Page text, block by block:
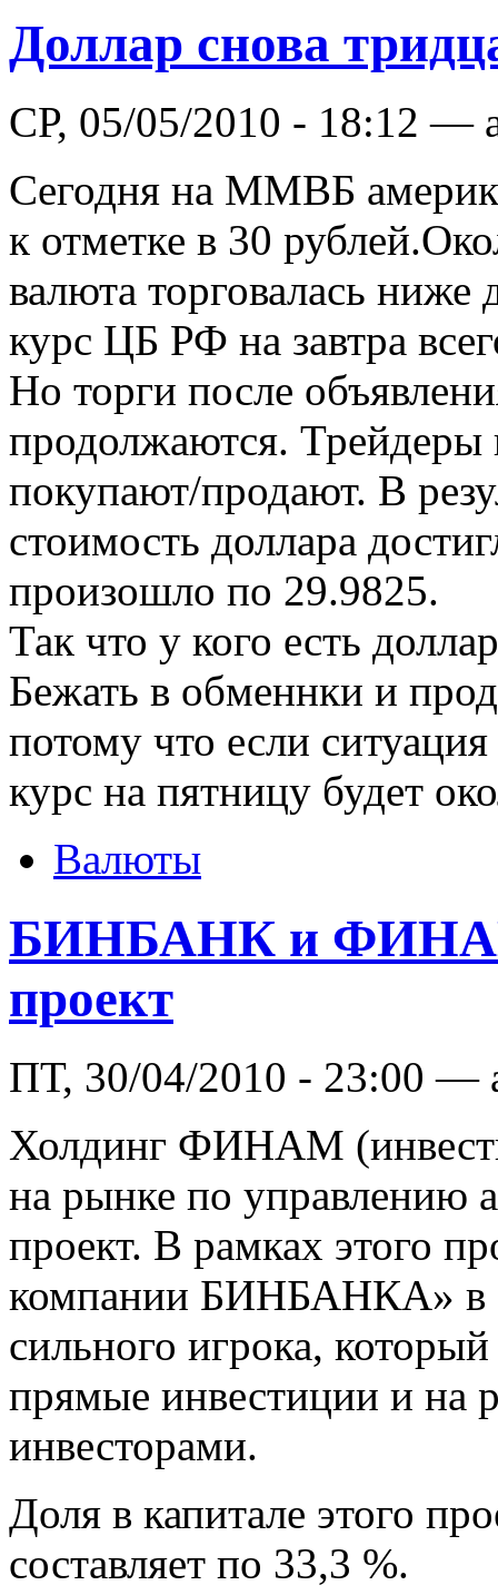
Доллар снова
СР, 05/05/2010 - 18:12 —
Сегодня на ММВБ
к отметке в 30
валюта торговалась
курс ЦБ РФ на завтра
Но торги после
продолжаются. Трейдеры
покупают/продают. В
стоимость доллара
произошло по 29.9825.
Так что у кого есть
Бежать в обменнки и
потому что если
курс на пятницу будет
Валюты
БИНБАНК и ФИНАМ
проект
ПТ, 30/04/2010 - 23:00 —
Холдинг ФИНАМ
на рынке по управлению
проект. В рамках этого
компании БИНБАНКА» в
сильного игрока,
прямые инвестиции и на
инвесторами.
Доля в капитале этого
составляет по 33,3 %.